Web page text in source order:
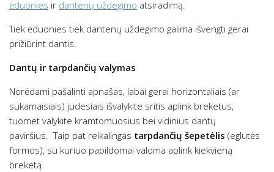
ėduonies ir dantenų uždegimo atsiradimą.
Tiek ėduonies tiek dantenų uždegimo galima išvengti gerai
prižiūrint dantis.
Dantų ir tarpdančių valymas
Norėdami pašalinti apnašas, labai gerai horizontaliais (ar
sukamaisiais) judesiais išvalykite sritis aplink breketus,
tuomet valykite kramtomuosius bei vidinius dantų
paviršius. Taip pat reikalingas tarpdančių šepetėlis (eglutės
formos), su kuriuo papildomai valoma aplink kiekvieną
breketą.